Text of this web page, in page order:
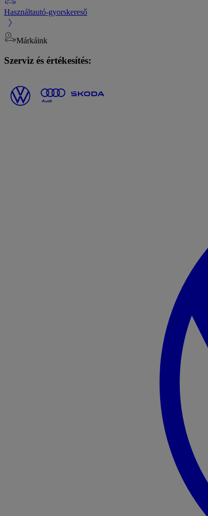
Használtautó-gyorskereső
Márkáink
Szerviz és értékesítés: